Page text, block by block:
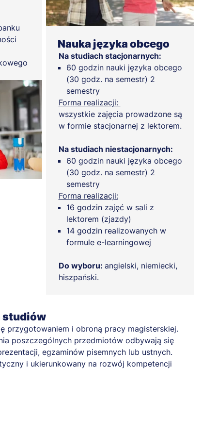
Nauka języka obcego
Na studiach stacjonarnych:
60 godzin nauki języka obcego
(30 godz. na semestr) 2
semestry
Forma realizacji:
wszystkie zajęcia prowadzone są
w formie stacjonarnej z lektorem.
Na studiach niestacjonarnych:
60 godzin nauki języka obcego
(30 godz. na semestr) 2
semestry
Forma realizacji:
16 godzin zajęć w sali z
lektorem (zjazdy)
14 godzin realizowanych w
formule e-learningowej
Do wyboru: angielski, niemiecki,
hiszpański.
studiów
przygotowaniem i obroną pracy magisterskiej.
poszczególnych przedmiotów odbywają się
egzaminów pisemnych lub ustnych.
i ukierunkowany na rozwój kompetencji